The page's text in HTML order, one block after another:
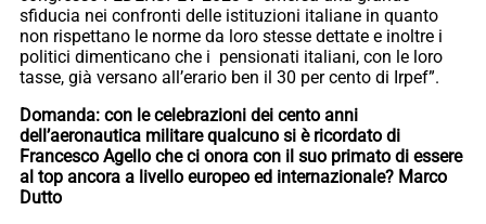
sfiducia nei confronti delle istituzioni italiane in quanto
non rispettano le norme da loro stesse dettate e inoltre i
politici dimenticano che i pensionati italiani, con le loro
tasse, già versano all’erario ben il 30 per cento di Irpef”.
Domanda: con le celebrazioni dei cento anni
dell’aeronautica militare qualcuno si è ricordato di
Francesco Agello che ci onora con il suo primato di essere
al top ancora a livello europeo ed internazionale? Marco
Dutto